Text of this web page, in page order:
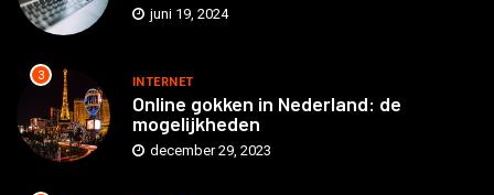
juni 19, 2024
3 INTERNET
Online gokken in Nederland: de
mogelijkheden
december 29, 2023